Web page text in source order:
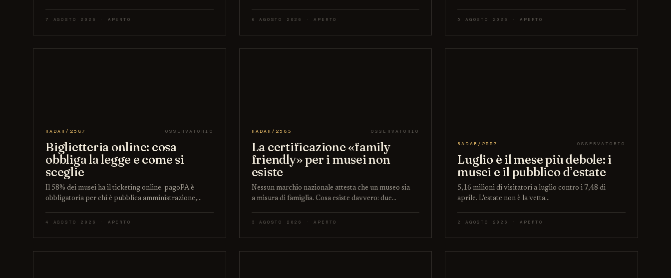
7 AGOSTO 2026 · APERTO 6 AGOSTO 2026 · APERTO 5 AGOSTO 2026 · APERTO
RADAR/2587 OSSERVATORIO
Biglietteria online: cosa
obbliga la legge e come si
sceglie
Il 58% dei musei ha il ticketing online. pagoPA è
obbligatoria per chi è pubblica amministrazione,…
4 AGOSTO 2026 · APERTO
RADAR/2583 OSSERVATORIO
La certificazione «family
friendly» per i musei non
esiste
Nessun marchio nazionale attesta che un museo sia
a misura di famiglia. Cosa esiste davvero: due…
3 AGOSTO 2026 · APERTO
RADAR/2557 OSSERVATORIO
Luglio è il mese più debole: i
musei e il pubblico d’estate
5,16 milioni di visitatori a luglio contro i 7,48 di
aprile. L'estate non è la vetta…
2 AGOSTO 2026 · APERTO